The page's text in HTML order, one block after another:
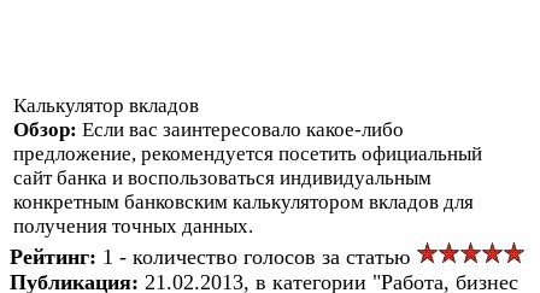
Калькулятор вкладов
Обзор: Если вас заинтересовало какое-либо
предложение, рекомендуется посетить официальный
сайт банка и воспользоваться индивидуальным
конкретным банковским калькулятором вкладов для
получения точных данных.
Рейтинг: 1 - количество голосов за статью
Публикация: 21.02.2013, в категории "Работа, бизнес